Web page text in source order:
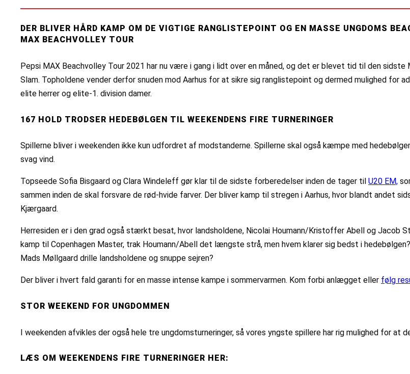
DER BLIVER HÅRD KAMP OM DE VIGTIGE RANGLISTEPOINT OG EN MASSE UNGDOMS
MAX BEACHVOLLEY TOUR
Pepsi MAX Beachvolley Tour 2021 har nu være i gang i lidt over en måned, og det er blevet tid til den
Slam. Topholdene vender derfor snuden mod Aarhus for at sikre sig ranglistepoint og dermed mulighed for
elite herrer og elite-1. division damer.
167 HOLD TRODSER HEDEBØLGEN TIL WEEKENDENS FIRE TURNERINGER
Spillerne bliver i weekenden ikke kun udfordret af modstanderne. Spillerne skal også kæmpe med
svag vind.
Topseede Sofia Bisgaard og Clara Windeleff gør klar til de sidste forberedelser inden de tager til U20 EM,
sammen inden de skal forsvare de rød-hvide farver. Der bliver kamp til stregen i Aarhus, hvor blandt andet
Kjærgaard.
Herresiden er i den grad også stærkt besat, hvor landsholdene, Nicolai Houmann/Kristoffer Abell og Jacob
kamp til Copenhagen Master, trak Houmann/Abell det længste strå, men hvem klarer sig bedst i
Mads Møllgaard drille landsholdene og snuppe sejren?
Der bliver i hvert fald garanti for en masse intense kampe i sommervarmen. Kom forbi anlægget eller følg
STOR WEEKEND FOR UNGDOMMEN
I weekenden afvikles der også hele tre ungdomsturneringer, så vores yngste spillere har rig mulighed for at
LÆS OM WEEKENDENS FIRE TURNERINGER HER: